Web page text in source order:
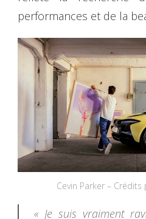
performances et de la
Cevin Parker –
« Je suis vraiment